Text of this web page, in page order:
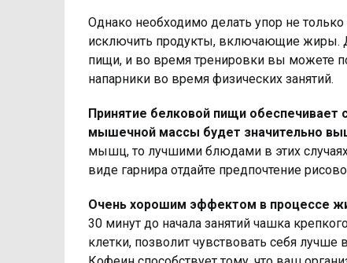
Однако необходимо делать упор не
исключить продукты, включающие жиры.
пищи, и во время тренировки вы можете
напарники во время физических занятий.
Принятие белковой пищи обеспечивает
мышечной массы будет значительно
мышц, то лучшими блюдами в этих
виде гарнира отдайте предпочтение
Очень хорошим эффектом в процессе
30 минут до начала занятий чашка
клетки, позволит чувствовать себя